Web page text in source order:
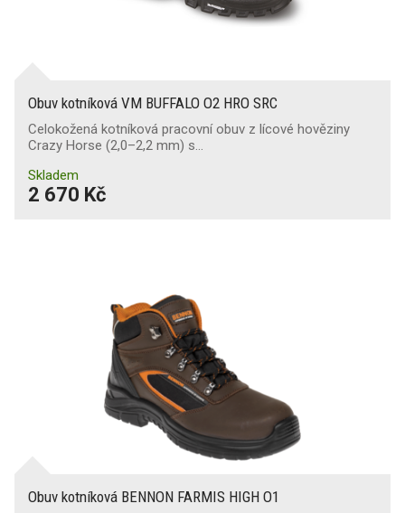
Obuv kotníková VM BUFFALO O2 HRO SRC
Celokožená kotníková pracovní obuv z lícové hověziny
Crazy Horse (2,0–2,2 mm) s…
Skladem
2 670 Kč
Obuv kotníková BENNON FARMIS HIGH O1